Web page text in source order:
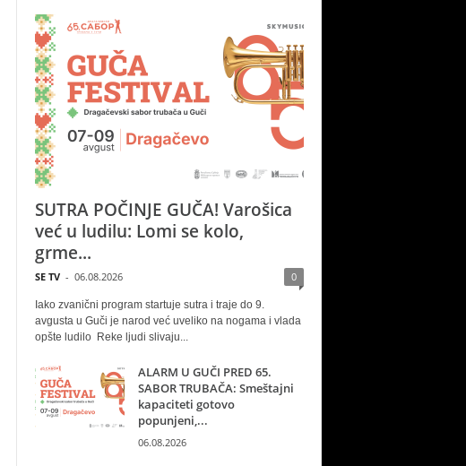
SUTRA POČINJE GUČA! Varošica
već u ludilu: Lomi se kolo,
grme...
SE TV - 06.08.2026 0
Iako zvanični program startuje sutra i traje do 9.
avgusta u Guči je narod već uveliko na nogama i vlada
opšte ludilo Reke ljudi slivaju...
ALARM U GUČI PRED 65.
SABOR TRUBAČA: Smeštajni
kapaciteti gotovo
popunjeni,...
06.08.2026